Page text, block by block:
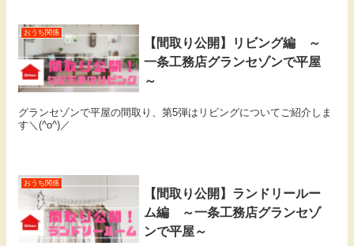
おうち関係
【間取り公開】リビング編 ～
一条工務店グランセゾンで平屋
～
グランセゾンで平屋の間取り、第5弾はリビングについてご紹介しま
す＼(^o^)／
おうち関係
【間取り公開】ランドリールー
ム編 ～一条工務店グランセゾ
ンで平屋～